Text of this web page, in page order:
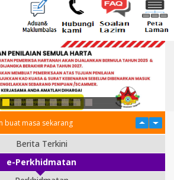
buat masa sekarang
Berita Terkini
e-Perkhidmatan